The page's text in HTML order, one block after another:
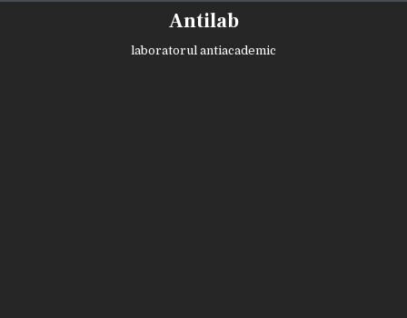
Antilab
laboratorul antiacademic